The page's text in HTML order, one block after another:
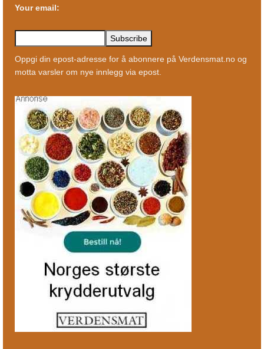
Your email:
Oppgi din epost-adresse for å abonnere på Verdensmat.no og
motta varsler om nye innlegg via epost.